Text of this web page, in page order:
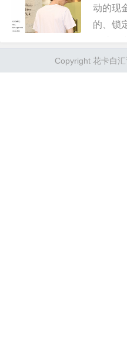
动的现
的、锁
维定式
效兑付
Copyright 花卡白